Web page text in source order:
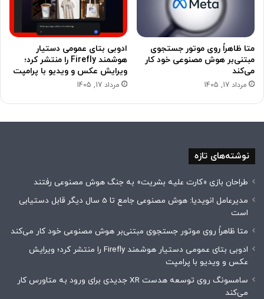
متا ظاهراً روی موتور جستجوی
مبتنی‌بر هوش مصنوعی خود کار
می‌کند
مرداد 17, 1405
ادوبی بتای عمومی دستیار
هوشمند Firefly را منتشر کرد؛
ویرایش عکس و ویدیو با پرامپت
مرداد 17, 1405
نوشته‌های تازه
طراحان بازی «کارت علیه بشریت» به جنگ هوش مصنوعی رفتند
مدیرعامل انویدیا: هوش مصنوعی جامع تا 5 سال دیگر قابل دستیابی
است
متا ظاهراً روی موتور جستجوی مبتنی‌بر هوش مصنوعی خود کار می‌کند
ادوبی بتای عمومی دستیار هوشمند Firefly را منتشر کرد؛ ویرایش
عکس و ویدیو با پرامپت
سامسونگ روی توسعه هدست XR جدیدی برای ورود به متاورس کار
می‌کند